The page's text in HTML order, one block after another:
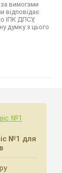
вимогами
відповідає
ІПК ДПСУ,
думку з цього
№1 для